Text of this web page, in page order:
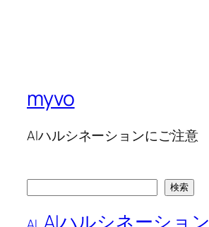
myvo
AIハルシネーションにご注意
検索
AIハルシネーション